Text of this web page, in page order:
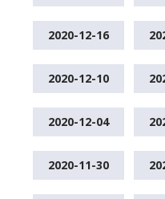
2020-12-16
2020-12-10
2020-12-04
2020-11-30